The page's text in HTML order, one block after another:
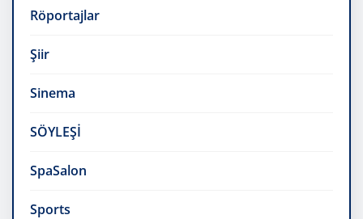
Röportajlar
Şiir
Sinema
SÖYLEŞİ
SpaSalon
Sports